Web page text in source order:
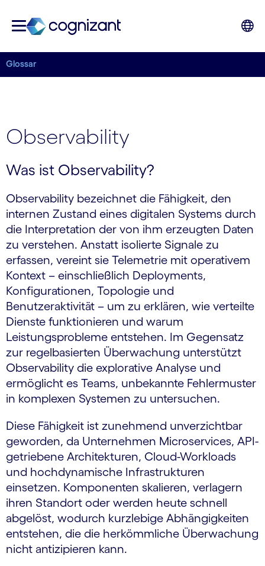
Glossar
Observability
Was ist Observability?
Observability bezeichnet die Fähigkeit, den
internen Zustand eines digitalen Systems durch
die Interpretation der von ihm erzeugten Daten
zu verstehen. Anstatt isolierte Signale zu
erfassen, vereint sie Telemetrie mit operativem
Kontext – einschließlich Deployments,
Konfigurationen, Topologie und
Benutzeraktivität – um zu erklären, wie verteilte
Dienste funktionieren und warum
Leistungsprobleme entstehen. Im Gegensatz
zur regelbasierten Überwachung unterstützt
Observability die explorative Analyse und
ermöglicht es Teams, unbekannte Fehlermuster
in komplexen Systemen zu untersuchen.
Diese Fähigkeit ist zunehmend unverzichtbar
geworden, da Unternehmen Microservices, API-
getriebene Architekturen, Cloud-Workloads
und hochdynamische Infrastrukturen
einsetzen. Komponenten skalieren, verlagern
ihren Standort oder werden heute schnell
abgelöst, wodurch kurzlebige Abhängigkeiten
entstehen, die die herkömmliche Überwachung
nicht antizipieren kann.